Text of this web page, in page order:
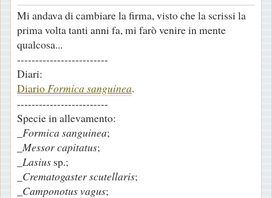
i
o
Mi andava di cambiare la firma, visto che la scrissi la
prima volta tanti anni fa, mi farò venire in mente
qualcosa...
-------------------------
Diari:
DiarioFormica sanguinea.
-------------------------
Specie in allevamento:
Formica sanguinea;
Messor capitatus;
Lasius sp.;
Crematogaster scutellaris;
Camponotus vagus;